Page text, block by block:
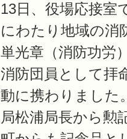
13日、役場応接室
にわたり地域の消
単光章（消防功労
消防団員として拝
動に携わりました
局松浦局長から勲